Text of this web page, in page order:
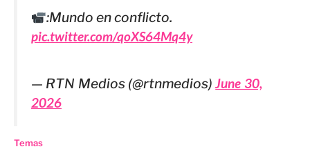
:Mundo en conflicto.
pic.twitter.com/qoXS64Mq4y
— RTN Medios (@rtnmedios)June 30,
2026
Temas